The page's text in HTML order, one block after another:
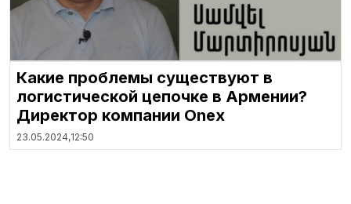
Какие проблемы существуют в
логистической цепочке в Армении?
Директор компании Onex
23.05.2024,12:50